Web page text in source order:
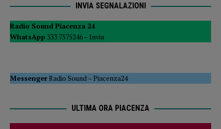
INVIA SEGNALAZIONI
Radio Sound Piacenza 24
WhatsApp 333 7575246 – Invia
MessengerRadio Sound –Piacenza24
ULTIMA ORA PIACENZA